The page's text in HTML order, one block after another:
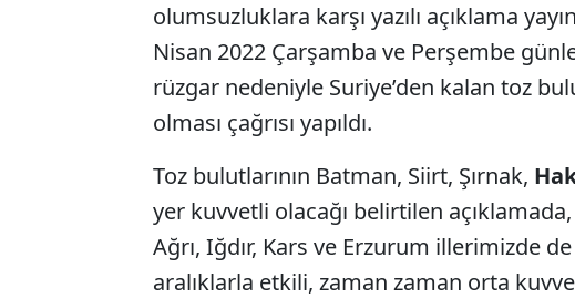
olumsuzluklara karşı yazılı açıklama
Nisan 2022 Çarşamba ve Perşembe
rüzgar nedeniyle Suriye’den kalan toz
olması çağrısı yapıldı.
Toz bulutlarının Batman, Siirt, Şırnak,
yer kuvvetli olacağı belirtilen
Ağrı, Iğdır, Kars ve Erzurum illerimizde
aralıklarla etkili, zaman zaman orta